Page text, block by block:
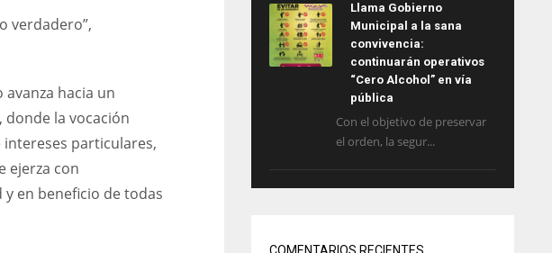
verdadero”,
avanza hacia un
la vocación
particulares,
ejerza con
en beneficio de todas
Llama Gobierno
Municipal a la sana
convivencia:
continuarán operativos
“Cero Alcohol” en vía
pública
Con el objetivo de preservar
el orden, la segur...